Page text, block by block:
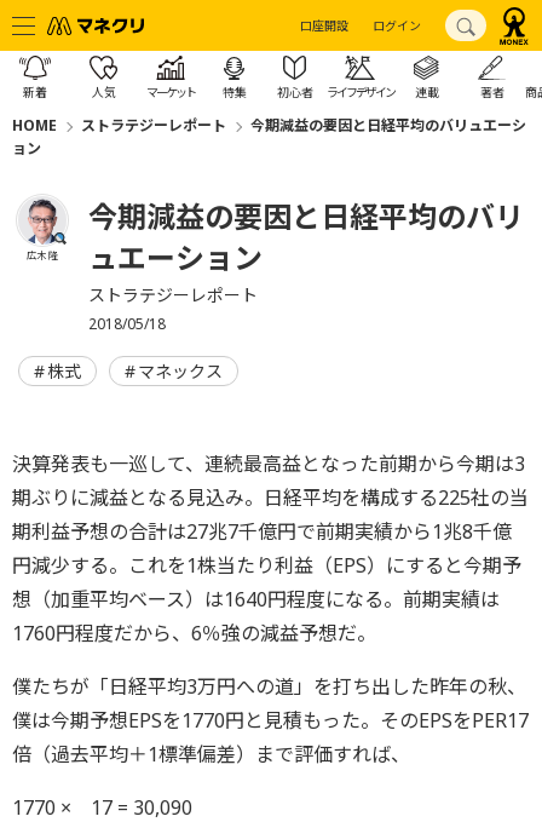
口座開設 ログイン
新着 人気 マーケット 特集 初心者 ライフデザイン 連載 著者 商
HOME ストラテジーレポート
今期減益の要因と日経平均のバリュエーシ
ョン
広木 隆
今期減益の要因と日経平均のバリ
ュエーション
ストラテジーレポート
2018/05/18
株式 マネックス
決算発表も一巡して、連続最高益となった前期から今期は3
期ぶりに減益となる見込み。日経平均を構成する225社の当
期利益予想の合計は27兆7千億円で前期実績から1兆8千億
円減少する。これを1株当たり利益（EPS）にすると今期予
想（加重平均ベース）は1640円程度になる。前期実績は
1760円程度だから、6％強の減益予想だ。
僕たちが「日経平均3万円への道」を打ち出した昨年の秋、
僕は今期予想EPSを1770円と見積もった。そのEPSをPER17
倍（過去平均＋1標準偏差）まで評価すれば、
1770 × 17 = 30,090